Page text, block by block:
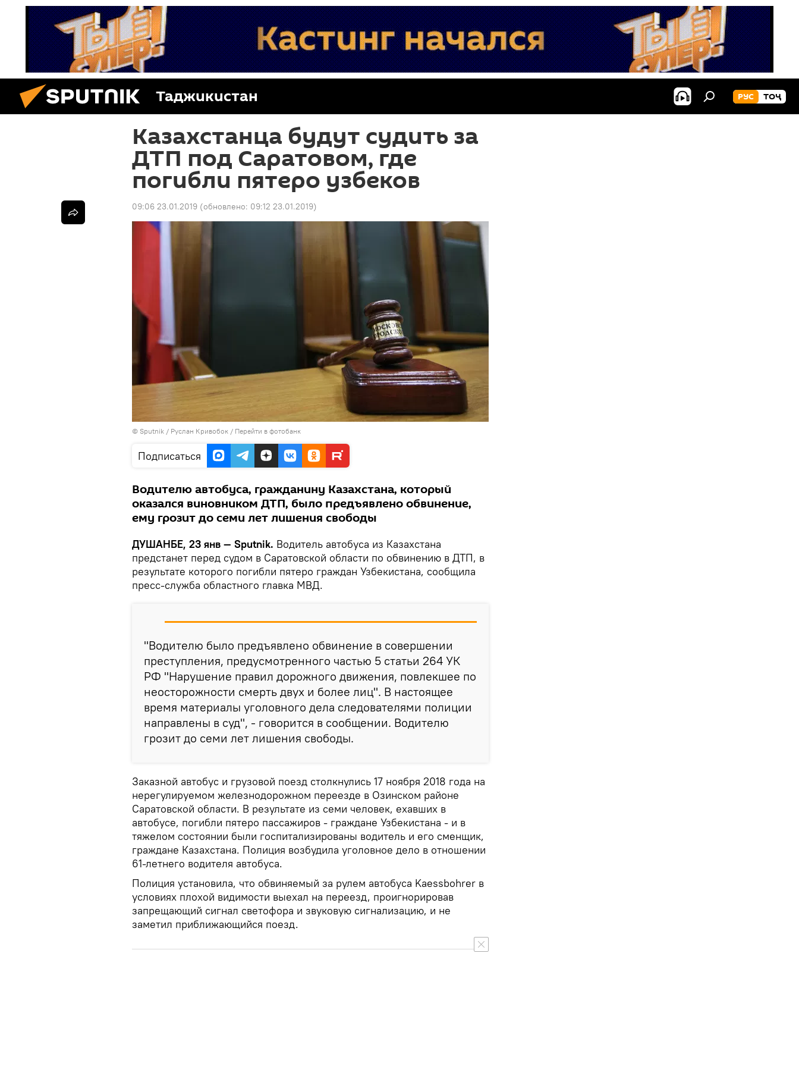
Таджикистан РУС ТОҶ
Казахстанца будут судить за
ДТП под Саратовом, где
погибли пятеро узбеков
09:06 23.01.2019 (обновлено: 09:12 23.01.2019)
© Sputnik / Руслан Кривобок / Перейти в фотобанк
Подписаться
Водителю автобуса, гражданину Казахстана, который
оказался виновником ДТП, было предъявлено обвинение,
ему грозит до семи лет лишения свободы
ДУШАНБЕ, 23 янв — Sputnik. Водитель автобуса из Казахстана
предстанет перед судом в Саратовской области по обвинению в ДТП, в
результате которого погибли пятеро граждан Узбекистана, сообщила
пресс-служба областного главка МВД.
"Водителю было предъявлено обвинение в совершении
преступления, предусмотренного частью 5 статьи 264 УК
РФ "Нарушение правил дорожного движения, повлекшее по
неосторожности смерть двух и более лиц". В настоящее
время материалы уголовного дела следователями полиции
направлены в суд", - говорится в сообщении. Водителю
грозит до семи лет лишения свободы.
Заказной автобус и грузовой поезд столкнулись 17 ноября 2018 года на
нерегулируемом железнодорожном переезде в Озинском районе
Саратовской области. В результате из семи человек, ехавших в
автобусе, погибли пятеро пассажиров - граждане Узбекистана - и в
тяжелом состоянии были госпитализированы водитель и его сменщик,
граждане Казахстана. Полиция возбудила уголовное дело в отношении
61-летнего водителя автобуса.
Полиция установила, что обвиняемый за рулем автобуса Kaessbohrer в
условиях плохой видимости выехал на переезд, проигнорировав
запрещающий сигнал светофора и звуковую сигнализацию, и не
заметил приближающийся поезд.